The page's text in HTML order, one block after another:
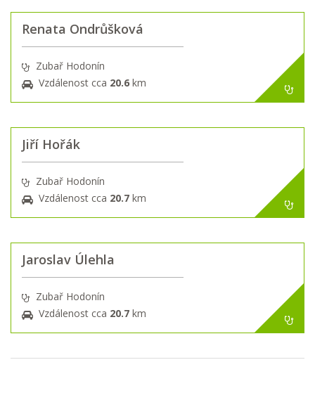
Renata Ondrůšková
Zubař Hodonín
Vzdálenost cca 20.6 km
Jiří Hořák
Zubař Hodonín
Vzdálenost cca 20.7 km
Jaroslav Úlehla
Zubař Hodonín
Vzdálenost cca 20.7 km